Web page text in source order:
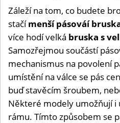
Záleží na tom, co budete
stačímenší pásováí
více hodí velká bruska s
Samozřejmou součástí
mechanismus na povolení
umístění na válce se pás
buď stavěcím šroubem,
Některé modely umožňují i
rámu. Tímto způsobem se